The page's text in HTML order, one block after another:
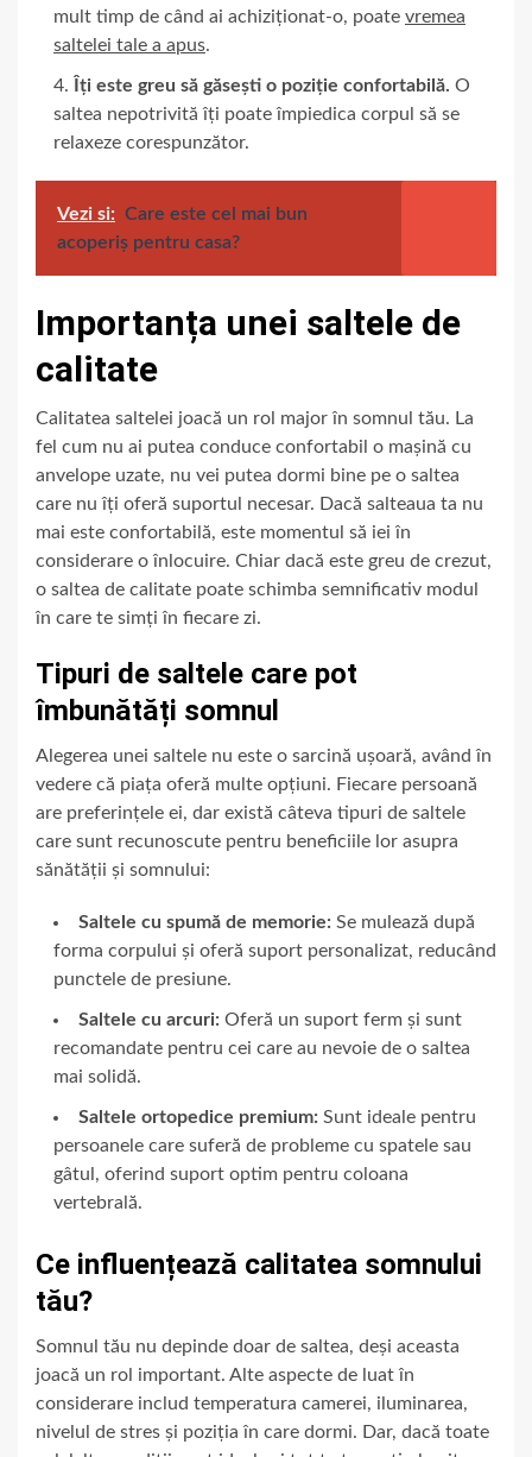
mult timp de când ai achiziționat-o, poate vremea
saltelei tale a apus.
Îți este greu să găsești o poziție confortabilă. O
saltea nepotrivită îți poate împiedica corpul să se
relaxeze corespunzător.
Vezi si: Care este cel mai bun
acoperiș pentru casa?
Importanța unei saltele de
calitate
Calitatea saltelei joacă un rol major în somnul tău. La
fel cum nu ai putea conduce confortabil o mașină cu
anvelope uzate, nu vei putea dormi bine pe o saltea
care nu îți oferă suportul necesar. Dacă salteaua ta nu
mai este confortabilă, este momentul să iei în
considerare o înlocuire. Chiar dacă este greu de crezut,
o saltea de calitate poate schimba semnificativ modul
în care te simți în fiecare zi.
Tipuri de saltele care pot
îmbunătăți somnul
Alegerea unei saltele nu este o sarcină ușoară, având în
vedere că piața oferă multe opțiuni. Fiecare persoană
are preferințele ei, dar există câteva tipuri de saltele
care sunt recunoscute pentru beneficiile lor asupra
sănătății și somnului:
Saltele cu spumă de memorie: Se mulează după
forma corpului și oferă suport personalizat, reducând
punctele de presiune.
Saltele cu arcuri: Oferă un suport ferm și sunt
recomandate pentru cei care au nevoie de o saltea
mai solidă.
Saltele ortopedice premium: Sunt ideale pentru
persoanele care suferă de probleme cu spatele sau
gâtul, oferind suport optim pentru coloana
vertebrală.
Ce influențează calitatea somnului
tău?
Somnul tău nu depinde doar de saltea, deși aceasta
joacă un rol important. Alte aspecte de luat în
considerare includ temperatura camerei, iluminarea,
nivelul de stres și poziția în care dormi. Dar, dacă toate